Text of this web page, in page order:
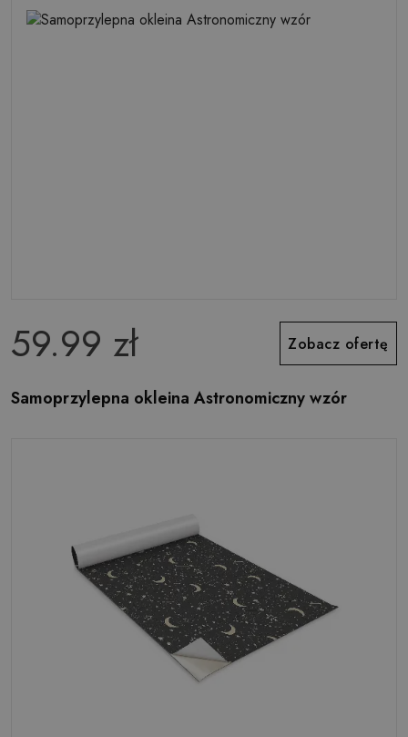
59.99 zł Zobacz ofertę
Samoprzylepna okleina Astronomiczny wzór